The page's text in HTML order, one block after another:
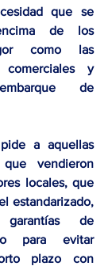
que se
de los
como las
comerciales y
de
a aquellas
que vendieron
locales, que
garantías de
para evitar
plazo con